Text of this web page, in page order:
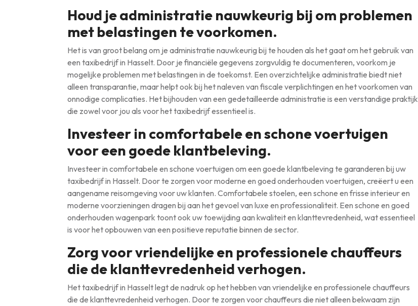
Houd je administratie nauwkeurig bij om problemen
met belastingen te voorkomen.
Het is van groot belang om je administratie nauwkeurig bij te houden als het gaat om het gebruik van
een taxibedrijf in Hasselt. Door je financiële gegevens zorgvuldig te documenteren, voorkom je
mogelijke problemen met belastingen in de toekomst. Een overzichtelijke administratie biedt niet
alleen transparantie, maar helpt ook bij het naleven van fiscale verplichtingen en het voorkomen van
onnodige complicaties. Het bijhouden van een gedetailleerde administratie is een verstandige praktijk
die zowel voor jou als voor het taxibedrijf essentieel is.
Investeer in comfortabele en schone voertuigen
voor een goede klantbeleving.
Investeer in comfortabele en schone voertuigen om een goede klantbeleving te garanderen bij uw
taxibedrijf in Hasselt. Door te zorgen voor moderne en goed onderhouden voertuigen, creëert u een
aangename reisomgeving voor uw klanten. Comfortabele stoelen, een schone en frisse interieur en
moderne voorzieningen dragen bij aan het gevoel van luxe en professionaliteit. Een schone en goed
onderhouden wagenpark toont ook uw toewijding aan kwaliteit en klanttevredenheid, wat essentieel
is voor het opbouwen van een positieve reputatie binnen de sector.
Zorg voor vriendelijke en professionele chauffeurs
die de klanttevredenheid verhogen.
Het taxibedrijf in Hasselt legt de nadruk op het hebben van vriendelijke en professionele chauffeurs
die de klanttevredenheid verhogen. Door te zorgen voor chauffeurs die niet alleen bekwaam zijn